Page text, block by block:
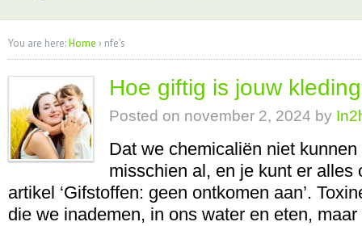
You are here:Home › nfe's
Hoe giftig is jouw
Posted on november 2, 2024 by
Dat we chemicaliën niet
misschien al, en je kunt er alles
artikel ‘Gifstoffen: geen ontkomen aan’.
die we inademen, in ons water en eten,